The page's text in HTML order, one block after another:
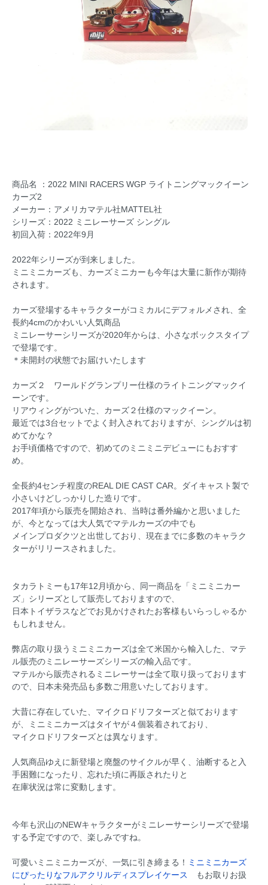
商品名 ：2022 MINI RACERS WGP ライトニングマックイーン
カーズ2
メーカー：アメリカマテル社MATTEL社
シリーズ：2022 ミニレーサーズ シングル
初回入荷：2022年9月
2022年シリーズが到来しました。
ミニミニカーズも、カーズミニカーも今年は大量に新作が期待
されます。
カーズ登場するキャラクターがコミカルにデフォルメされ、全
長約4cmのかわいい人気商品
ミニレーサーシリーズが2020年からは、小さなボックスタイプ
で登場です。
＊未開封の状態でお届けいたします
カーズ２ ワールドグランプリー仕様のライトニングマックイ
ーンです。
リアウィングがついた、カーズ２仕様のマックイーン。
最近では3台セットでよく封入されておりますが、シングルは初
めてかな？
お手頃価格ですので、初めてのミニミニデビューにもおすす
め。
全長約4センチ程度のREAL DIE CAST CAR。ダイキャスト製で
小さいけどしっかりした造りです。
2017年頃から販売を開始され、当時は番外編かと思いました
が、今となっては大人気でマテルカーズの中でも
メインプロダクツと出世しており、現在までに多数のキャラク
ターがリリースされました。
タカラトミーも17年12月頃から、同一商品を「ミニミニカー
ズ」シリーズとして販売しておりますので、
日本トイザラスなどでお見かけされたお客様もいらっしゃるか
もしれません。
弊店の取り扱うミニミニカーズは全て米国から輸入した、マテ
ル販売のミニレーサーズシリーズの輸入品です。
マテルから販売されるミニレーサーは全て取り扱っております
ので、日本未発売品も多数ご用意いたしております。
大昔に存在していた、マイクロドリフターズと似ております
が、ミニミニカーズはタイヤが４個装着されており、
マイクロドリフターズとは異なります。
人気商品ゆえに新登場と廃盤のサイクルが早く、油断すると入
手困難になったり、忘れた頃に再販されたりと
在庫状況は常に変動します。
今年も沢山のNEWキャラクターがミニレーサーシリーズで登場
する予定ですので、楽しみですね。
可愛いミニミニカーズが、一気に引き締まる！ ミニミニカーズ
にぴったりなフルアクリルディスプレイケース
もお取りお扱